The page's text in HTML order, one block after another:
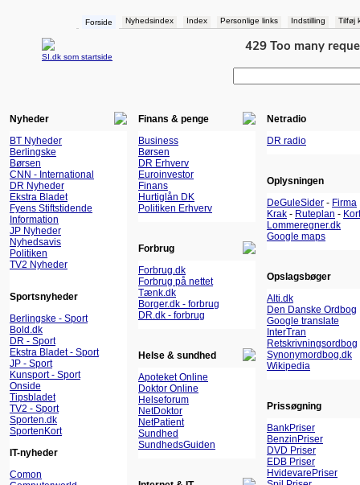
Forside Nyhedsindex Index Personlige links Indstilling Tilføj
SI.dk som startside
Nyheder
BT Nyheder
Berlingske
Børsen
CNN - International
DR Nyheder
Ekstra Bladet
Fyens Stiftstidende
Information
JP Nyheder
Nyhedsavis
Politiken
TV2 Nyheder
Sportsnyheder
Berlingske - Sport
Bold.dk
DR - Sport
Ekstra Bladet - Sport
JP - Sport
Kunsport - Sport
Onside
Tipsbladet
TV2 - Sport
Sporten.dk
SportenKort
IT-nyheder
Comon
Finans & penge
Business
Børsen
DR Erhverv
Euroinvestor
Finans
Hurtiglån DK
Politiken Erhverv
Forbrug
Forbrug.dk
Forbrug på nettet
Tænk.dk
Borger.dk - forbrug
DR.dk - forbrug
Helse & sundhed
Apoteket Online
Doktor Online
Helseforum
NetDoktor
NetPatient
Sundhed
SundhedsGuiden
Netradio
DR radio
Oplysningen
DeGuleSider - Firma
Krak - Ruteplan - Kort
Lommeregner.dk
Google maps
Opslagsbøger
Alti.dk
Den Danske Ordbog
Google translate
InterTran
Retskrivningsordbog
Synonymordbog.dk
Wikipedia
Prissøgning
BankPriser
BenzinPriser
DVD Priser
EDB Priser
HvidevarePriser